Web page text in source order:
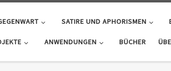
SATIRE UND APHORISMEN
ANWENDUNGEN BÜCHER